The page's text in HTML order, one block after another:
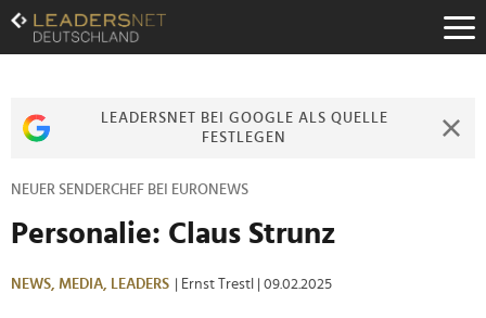
Zum
Inhalt
Zur
Zur
LEADERSNET BEI GOOGLE ALS QUELLE
FESTLEGEN
NEUER SENDERCHEF BEI EURONEWS
Personalie: Claus Strunz
NEWS, MEDIA, LEADERS | Ernst Trestl | 09.02.2025